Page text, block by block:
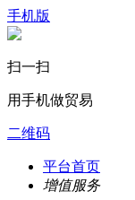
手机版
扫一扫
用手机做贸易
二维码
平台首页
增值服务